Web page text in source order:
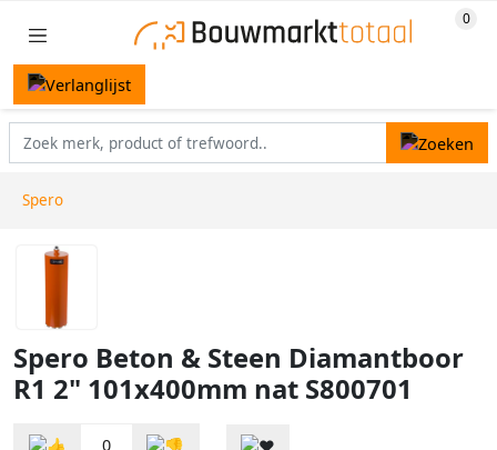
Spero
Spero Beton & Steen Diamantboor
R1 2" 101x400mm nat S800701
0